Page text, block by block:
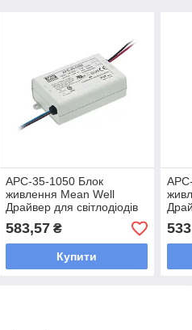
APC-35-1050 Блок
живлення Mean Well
Драйвер для світлодіодів
(LED) 34.7 Вт, 11~33 В,
1050 мА
583,57₴
Купити
мА